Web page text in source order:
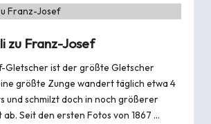
zu Franz-Josef
Gletscher ist der größte Gletscher
größte Zunge wandert täglich etwa 4
und schmilzt doch in noch größerer
Seit den ersten Fotos von 1867 …